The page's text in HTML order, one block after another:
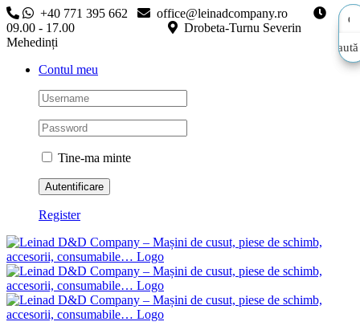
Skip
to
content
+40 771 395 662
office@leinadcompany.ro
09.00 - 17.00
Drobeta-Turnu Severin
Mehedinți
Contul meu
Tine-ma minte
Register
Caută
Caută